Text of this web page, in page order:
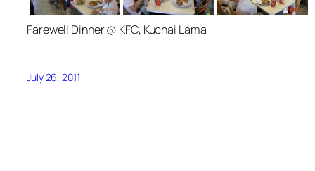
Farewell Dinner @ KFC, Kuchai Lama
July 26, 2011